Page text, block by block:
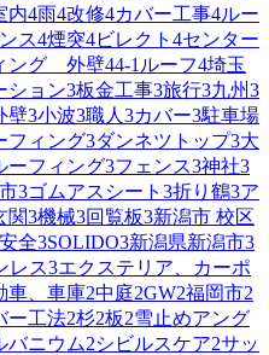
内4雨4改修4カバー工事4ルー
ス4煙突4ビレクト 4センター
ング 外壁44-1ルーフ4埼玉
ション3板金工事3旅行3九州3
壁3小波3職人 3カバー3駐車場
フィング3ダンネツトップ3大
ーフィング3フェンス3神社3
3ゴムアスシート 3折り鶴3ア
関3機械3回覧板3新潟市 校区
安全3SOLIDO3新潟県新潟市3
レス3エクステリア、カーポ
車、車庫2中庭2GW2福岡市2
ー工法2杉2板2雪止めアング
バニウム2シビルスケア2サッ